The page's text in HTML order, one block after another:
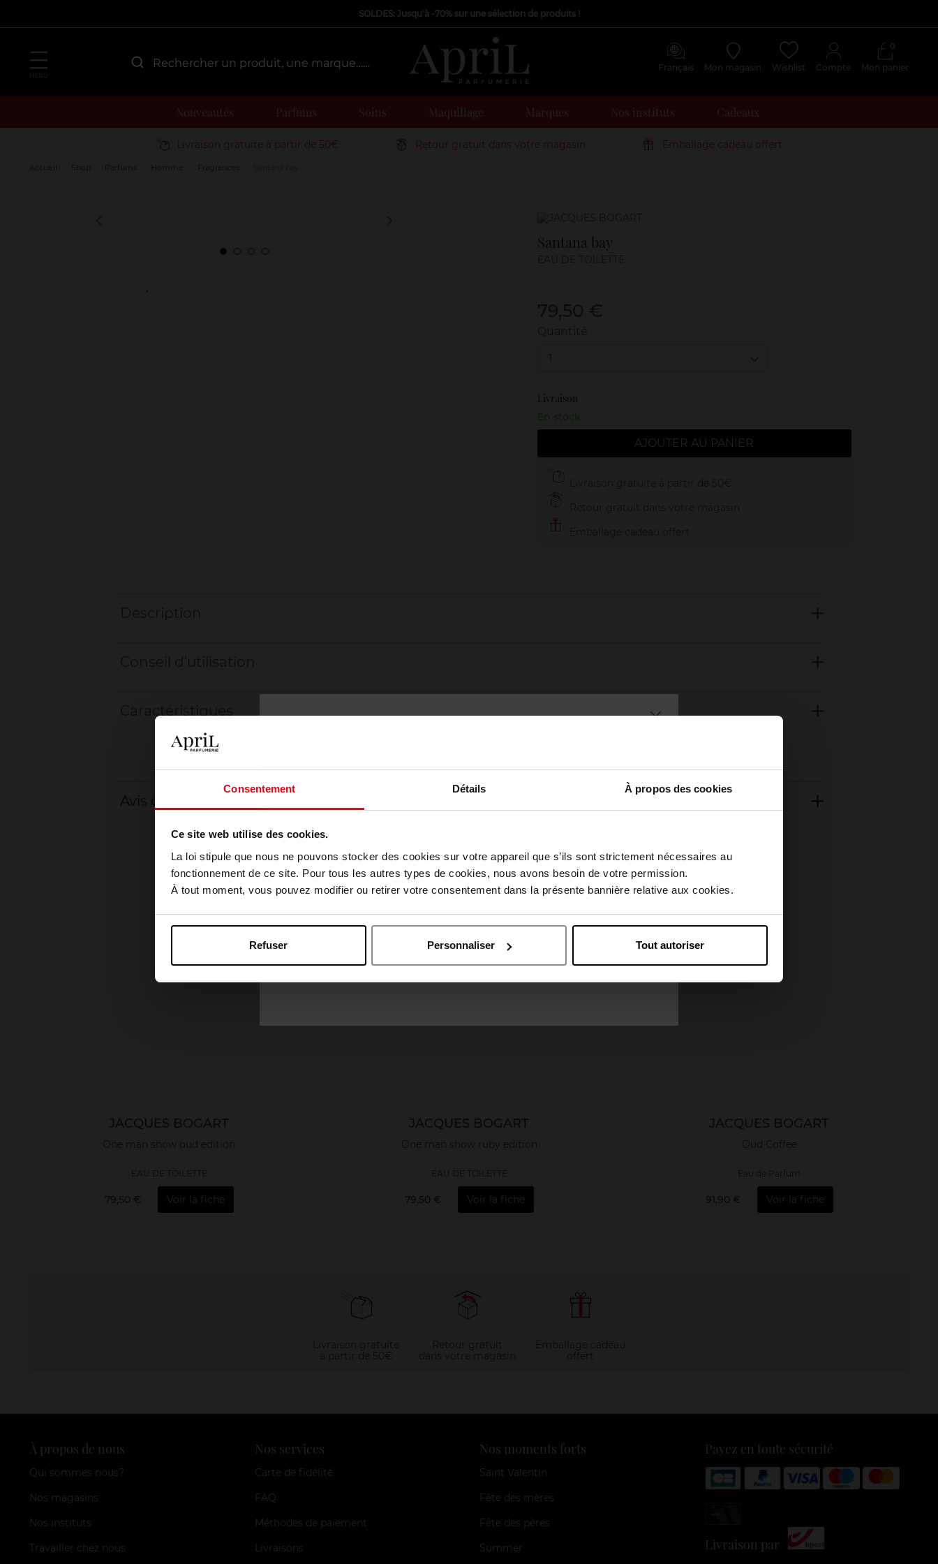
Consentement Détails À propos des cookies
Ce site web utilise des cookies.
La loi stipule que nous ne pouvons stocker des cookies sur votre appareil que s’ils sont strictement nécessaires au
fonctionnement de ce site. Pour tous les autres types de cookies, nous avons besoin de votre permission.
À tout moment, vous pouvez modifier ou retirer votre consentement dans la présente bannière relative aux cookies.
Refuser Personnaliser Tout autoriser
SOLDES: Jusqu'à -70% sur une sélection de produits !
Français Mon magasin Wishlist Compte Mon panier
0
Nouveautés Parfums Soins Maquillage Marques Nos instituts Cadeaux
Livraison gratuite à partir de 50€ Retour gratuit dans votre magasin Emballage cadeau offert
Accueil Shop Parfums Homme Fragrances
Marque
Santana bay
1
Livraison
En stock
AJOUTER AU PANIER
Avis client
Oublié quelque chose ?
JACQUES BOGART
One man show oud edition
EAU DE TOILETTE
79,50 € Voir la fiche
JACQUES BOGART
One man show ruby edition
EAU DE TOILETTE
79,50 € Voir la fiche
JACQUES BOGART
Oud Coffee
Eau de Parfum
91,90 € Voir la fiche
À propos de nous
Qui sommes nous?
Nos magasins
Nos instituts
Travailler chez nous
Nos services
Carte de fidélité
FAQ
Méthodes de paiement
Livraisons
Nos moments forts
Saint Valentin
Fête des mères
Fête des pères
Summer
Payez en toute sécurité
Livraison par
Choisissez votre pays